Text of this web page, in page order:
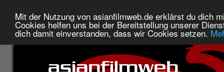
Mit der Nutzung von asianfilmweb.de erklärst du dich
Cookies helfen uns bei der Bereitstellung unserer
dich damit einverstanden, dass wir Cookies setzen.